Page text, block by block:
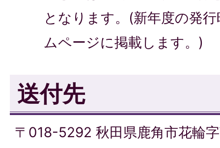
となります。(新年度の発
ムページに掲載します。)
送付先
〒018-5292 秋田県鹿角市花輪